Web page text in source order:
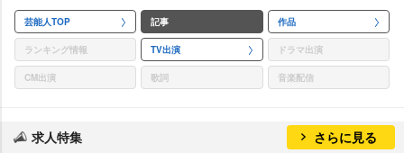
芸能人TOP 記事 作品
ランキング情報 TV出演 ドラマ出演
CM出演 歌詞 音楽配信
求人特集 さらに見る